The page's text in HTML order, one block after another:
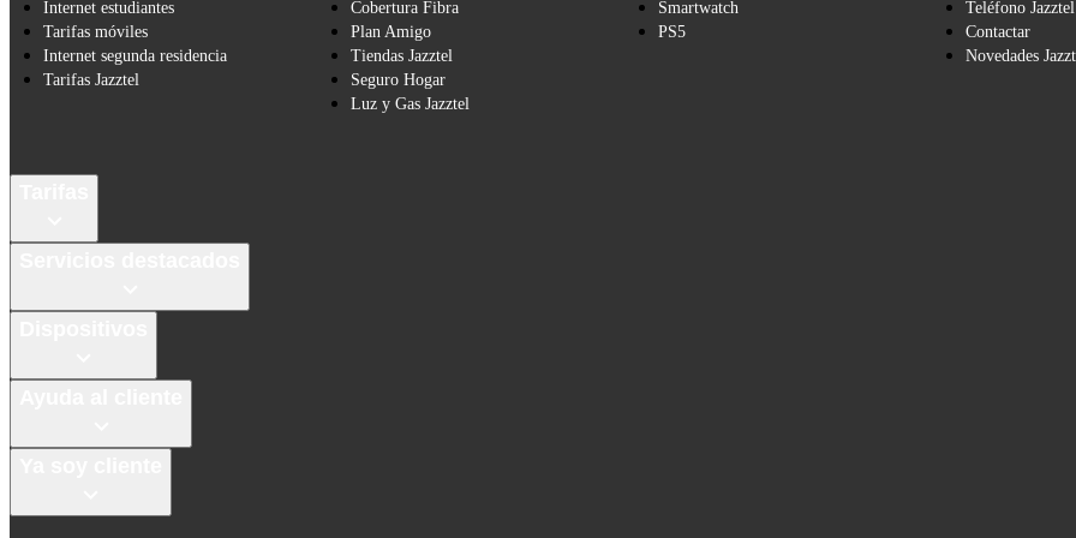
Internet estudiantes
Tarifas móviles
Internet segunda residencia
Tarifas Jazztel
Cobertura Fibra
Plan Amigo
Tiendas Jazztel
Seguro Hogar
Luz y Gas Jazztel
Smartwatch
PS5
Teléfono Jazztel
Contactar
Novedades